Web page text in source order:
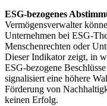
ESG-bezogenes
Vermögensverwalter
Unternehmen bei ESG-
Menschenrechten oder
Dieser Indikator zeigt, in
ESG-bezogene
signalisiert eine höhere
Förderung von
keinen Erfolg.